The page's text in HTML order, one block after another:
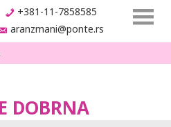
+381-11-7858585
aranzmani@ponte.rs
DOBRNA